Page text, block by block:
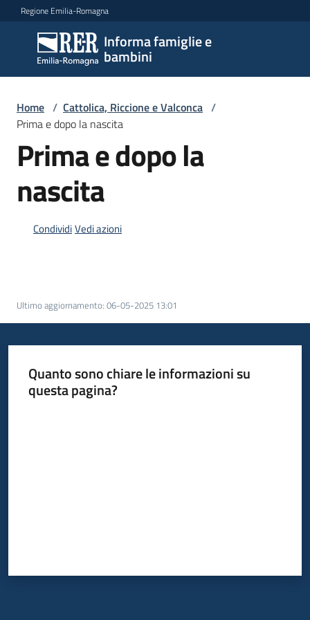
Vai al contenuto
Vai alla navigazione
Vai al footer
Regione Emilia-Romagna
Informa famiglie e
bambini
Informa
famiglie
e
bambini
Argomenti
famiglie
locali
Home / Cattolica, Riccione e Valconca /
Prima e dopo la nascita
Prima e dopo la
nascita
CondividiVedi azioni
Ultimo aggiornamento: 06-05-2025 13:01
Quanto sono chiare le informazioni su
questa pagina?